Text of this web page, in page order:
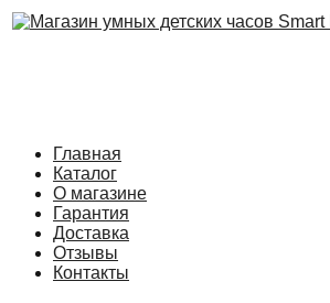
Главная
Каталог
О магазине
Гарантия
Доставка
Отзывы
Контакты